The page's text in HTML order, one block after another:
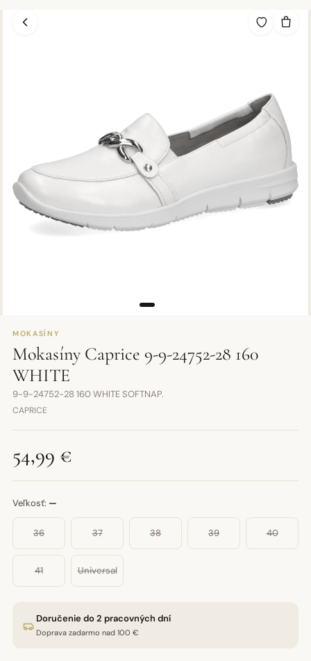
MOKASÍNY
Mokasíny Caprice 9-9-24752-28 160
WHITE
9-9-24752-28 160 WHITE SOFTNAP.
CAPRICE
54,99 €
Veľkosť: —
36 37 38 39 40
41 Universal
Doručenie do 2 pracovných dní
Doprava zadarmo nad 100 €